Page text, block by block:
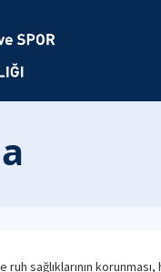
sağlıklarının